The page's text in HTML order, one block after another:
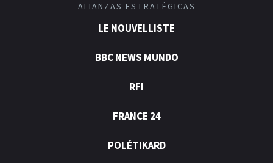
ALIANZAS ESTRATÉGICAS
LE NOUVELLISTE
BBC NEWS MUNDO
RFI
FRANCE 24
POLÉTIKARD